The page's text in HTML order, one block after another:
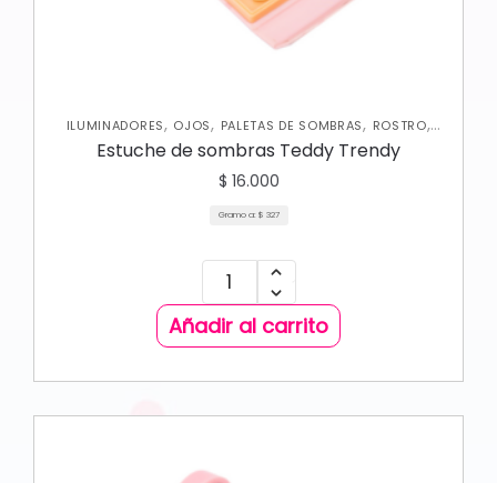
ILUMINADORES, OJOS, PALETAS DE SOMBRAS, ROSTRO,
RUBORES
Estuche de sombras Teddy Trendy
$ 16.000
Gramo a: $ 327
Añadir al carrito